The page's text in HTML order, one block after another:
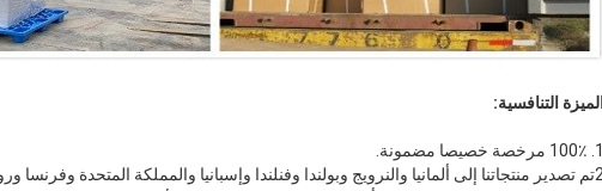
الميزة التنافسية:
1. 100٪ مرخصة خصيصا مضمونة.
2تم تصدير منتجاتنا إلى ألمانيا والنرويج وبولندا وفنلندا وإسبانيا والمملكة المتحدة